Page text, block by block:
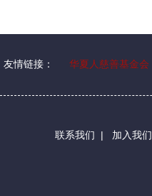
友情链接： 华夏人慈善基金会
联系我们 | 加入我们